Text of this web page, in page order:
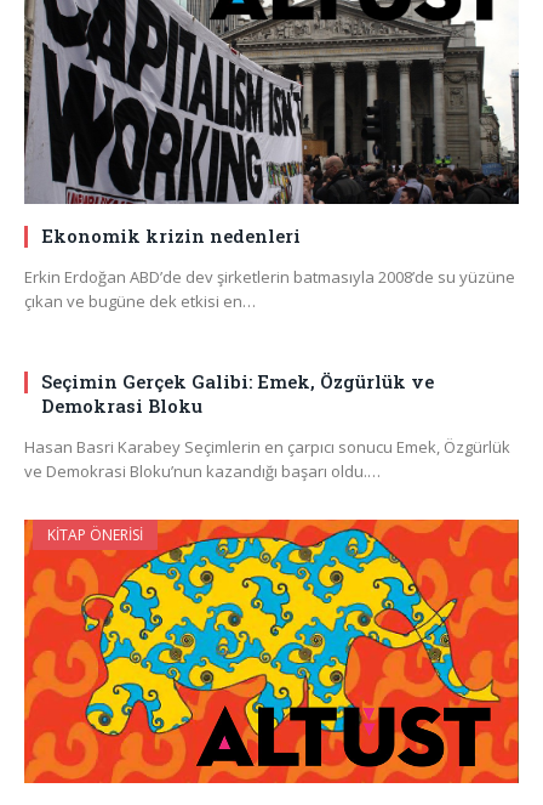
Ekonomik krizin nedenleri
Erkin Erdoğan ABD’de dev şirketlerin batmasıyla 2008’de su yüzüne
çıkan ve bugüne dek etkisi en…
Seçimin Gerçek Galibi: Emek, Özgürlük ve
Demokrasi Bloku
Hasan Basri Karabey Seçimlerin en çarpıcı sonucu Emek, Özgürlük
ve Demokrasi Bloku’nun kazandığı başarı oldu.…
KITAP ÖNERISI